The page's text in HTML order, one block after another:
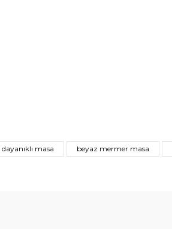
dayanıklı masa beyaz mermer masa